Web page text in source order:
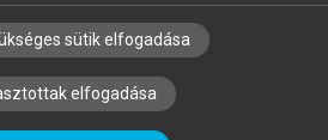
KÖNYVTÁROSOKNAK
ÉS LEKTORÁLÁSI ALAPELVEK
sütik elfogadása
elfogadása